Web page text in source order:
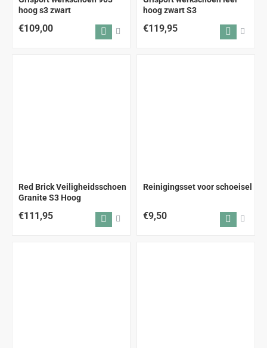
hoog s3 zwart
€109,00
hoog zwart S3
€119,95
Red Brick Veiligheidsschoen
Granite S3 Hoog
€111,95
Reinigingsset voor schoeisel
€9,50